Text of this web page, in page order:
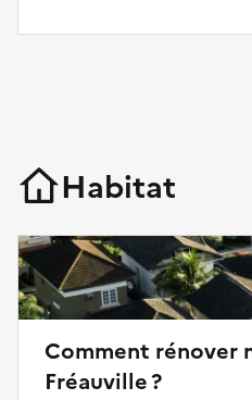
Habitat
Comment rénover
Fréauville ?